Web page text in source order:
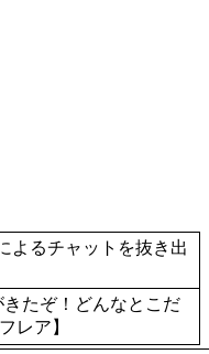
るチャットを抜き出
たぞ！どんなとこだ
レア】